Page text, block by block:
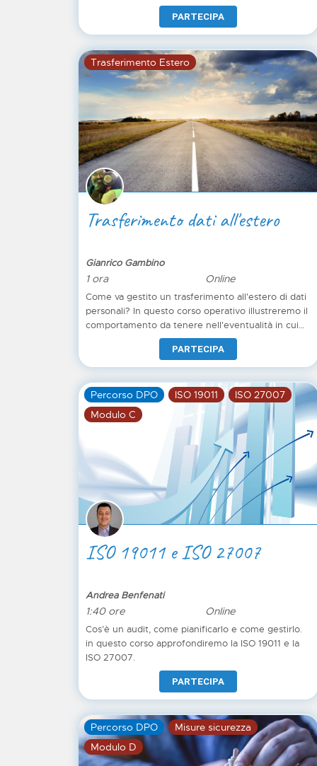
funzioni e procedure, i processi tipici di un Servizio
Pubblico. Transizione al digitale (Codice
dell’Amministrazione digitale), lotta alla corruzione
(Legge 3/2019) e protezione del dato personale
(General Data Protection Regulation) sono parte
della “legal inventory” attenzionata, oggi, da ogni
Organizzazione Pubblica o Privata erogante servizi
pubblici.
PARTECIPA
Trasferimento Estero
Trasferimento dati all'estero
Gianrico Gambino
1 ora Online
Come va gestito un trasferimento all'estero di dati
personali? In questo corso operativo illustreremo il
comportamento da tenere nell'eventualità in cui
l'azienda si avvalga di fornitori dove viene coinvolto
almeno un trattamento che implica il trasferimento
dentro e fuori l'UE.
PARTECIPA
Percorso DPO ISO 19011
ISO 27007
Modulo C
ISO 19011 e ISO 27007
Andrea Benfenati
1:40 ore Online
Cos’è un audit, come pianificarlo e come gestirlo.
in questo corso approfondiremo la ISO 19011 e la
ISO 27007.
PARTECIPA
Percorso DPO
Misure sicurezza
Modulo D